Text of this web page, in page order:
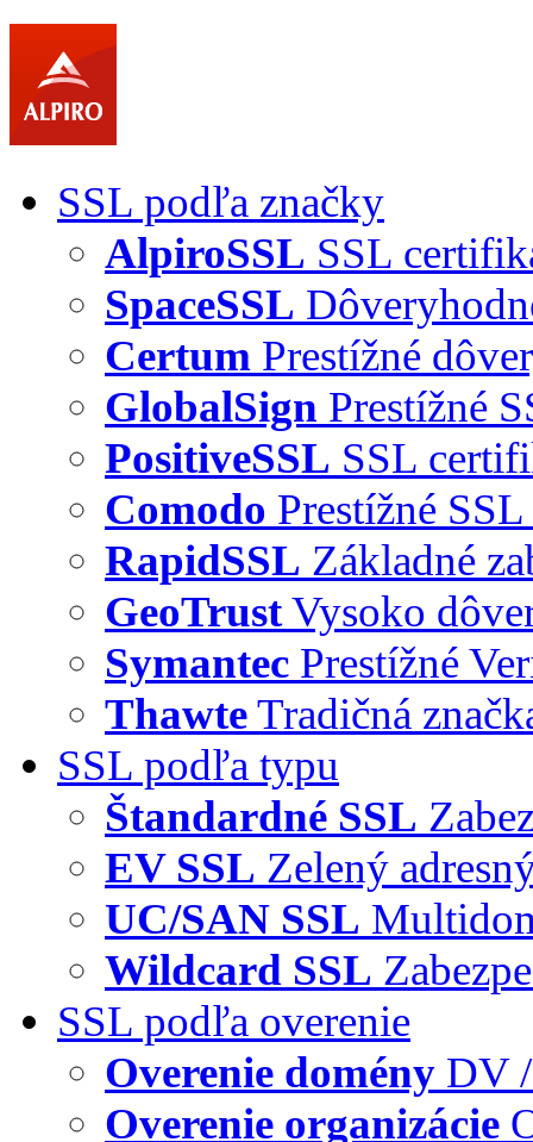
SSL podľa značky
AlpiroSSL SSL
SpaceSSL
Certum Prestížné
GlobalSign Prestížné
PositiveSSL SSL
Comodo Prestížné
RapidSSL Základné
GeoTrustVysoko
Symantec Prestížné
ThawteTradičná
SSL podľa typu
Štandardné SSL
EV SSL Zelený
UC/SAN SSL
Wildcard SSL
SSL podľa overenie
Overenie domény DV
Overenie organizácie